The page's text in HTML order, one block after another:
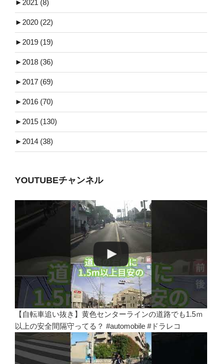
►2021 (8)
►2020 (22)
►2019 (19)
►2018 (36)
►2017 (69)
►2016 (70)
►2015 (130)
►2014 (38)
YOUTUBEチャンネル
【自転車追い抜き】黄色センターラインの道路でも1.5ｍ
以上の安全間隔守ってる？ #automobile #ドラレコ